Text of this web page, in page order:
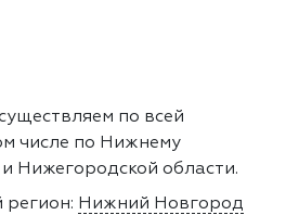
по всей
числе по Нижнему
Нижегородской области.
Нижний Новгород